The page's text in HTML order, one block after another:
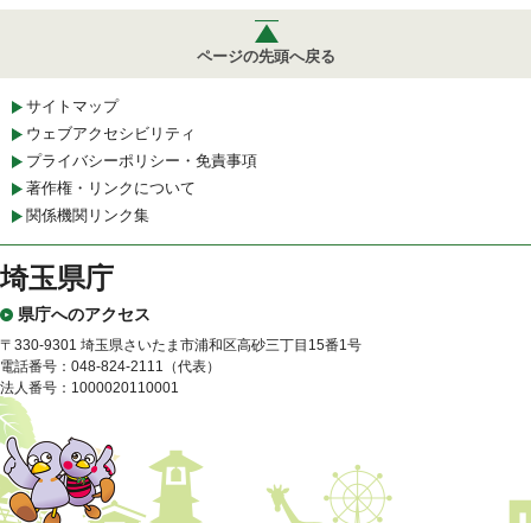
ページの先頭へ戻る
サイトマップ
ウェブアクセシビリティ
プライバシーポリシー・免責事項
著作権・リンクについて
関係機関リンク集
埼玉県庁
県庁へのアクセス
〒330-9301 埼玉県さいたま市浦和区高砂三丁目15番1号
電話番号：048-824-2111（代表）
法人番号：1000020110001